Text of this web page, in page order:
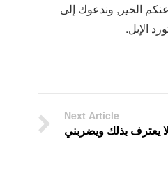
الخير, وندعوك إلى
الإبل.
Next Article
بذلك ويضربني